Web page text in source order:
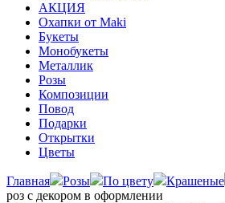
АКЦИЯ
Охапки от Maki
Букеты
Монобукеты
Металлик
Розы
Композиции
Повод
Подарки
Открытки
Цветы
Главная Розы По цвету Крашеные
роз с декором в оформлении